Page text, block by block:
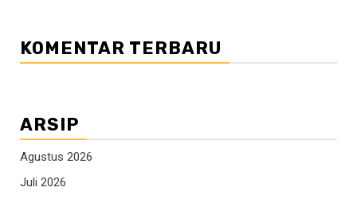
KOMENTAR TERBARU
ARSIP
Agustus 2026
Juli 2026